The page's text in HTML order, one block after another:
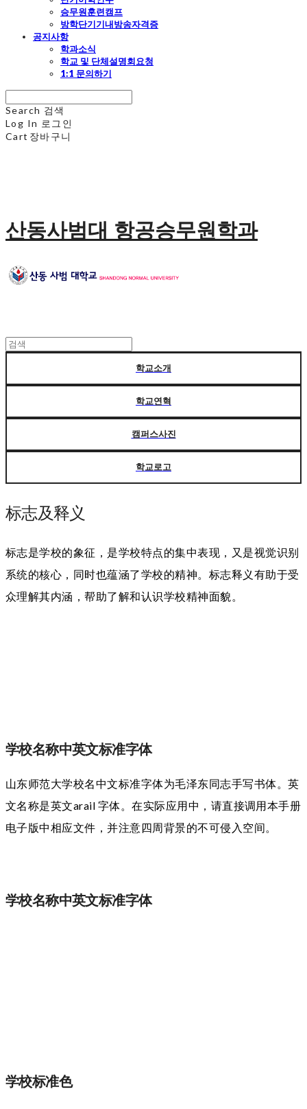
승무원훈련캠프
방학단기기내방송자격증
공지사항
학과소식
학교 및 단체설명회요청
1:1 문의하기
Search 검색
Log In 로그인
Cart 장바구니
산동사범대 항공승무원학과
학교소개
학교연혁
캠퍼스사진
학교로고
标志及释义
标志是学校的象征，是学校特点的集中表现，又是视觉识别
系统的核心，同时也蕴涵了学校的精神。标志释义有助于受
众理解其内涵，帮助了解和认识学校精神面貌。
学校名称中英文标准字体
山东师范大学校名中文标准字体为毛泽东同志手写书体。英
文名称是英文arail 字体。在实际应用中，请直接调用本手册
电子版中相应文件，并注意四周背景的不可侵入空间。
学校名称中英文标准字体
学校标准色